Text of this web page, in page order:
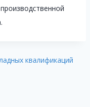
квалификаций